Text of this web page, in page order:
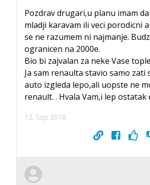
Pozdrav drugari,u planu imam
mladji karavam ili veci porodicni
se ne razumem ni najmanje.
ogranicen na 2000e.
Bio bi zajvalan za neke Vase
Ja sam renaulta stavio samo zati
auto izgleda lepo,ali uopste ne
renault. . Hvala Vam,i lep ostatak
12. Sep 2018.